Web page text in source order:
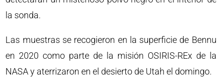
la sonda.
Las muestras se recogieron en la superficie de Bennu
en 2020 como parte de la misión OSIRIS-REx de la
NASA y aterrizaron en el desierto de Utah el domingo.